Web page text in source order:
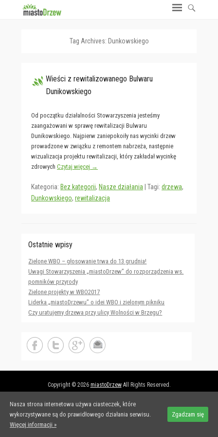
Tag Archives: Dunkowskiego
Wieści z rewitalizowanego Bulwaru
Dunikowskiego
Od początku działalności Stowarzyszenia jesteśmy
zaangażowani w sprawę rewitalizacji Bulwaru
Dunikowskiego. Najpierw zaniepokoiły nas wycinki drzew
prowadzone w związku z remontem nabrzeża, następnie
wizualizacja projektu rewitalizacji, który zakładał wycinkę
zdrowych Czytaj więcej →
Kategoria: Bez kategorii, Nasze działania Tagi: drzewa,
Dunkowskiego, rewitalizacja
Ostatnie wpisy
Zielone WBO – głosowanie trwa do 13 grudnia!
Uwagi Stowarzyszenia „miastoDrzew” do rozporządzenia ws.
pomników przyrody
Zielone projekty w WBO2017
Liderka „miastoDrzewu” o idei WBO i zielonym pikniku
Czy uratujemy drzewa przy ulicy Wolności w Brzegu?
Copyright © 2026 miastoDrzewAll Rights Reserved.
Nasza strona internetowa używa ciasteczek, które
wykorzystywane są do prawidłowego działania serwisu.
Więcej informacji »
Zgadzam się